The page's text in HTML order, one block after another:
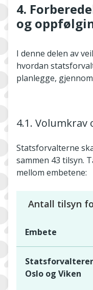
4.
og
I denne delen av
hvordan
planlegge,
4.1. Volumkrav
Statsforvalterne
sammen 43 tilsyn.
mellom embetene:
Antall tilsyn
Embete
Oslo og Viken